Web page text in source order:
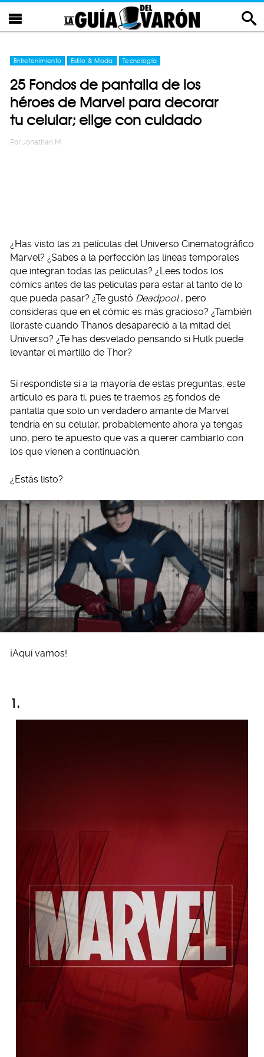
Entretenimiento Estilo & Moda Tecnología
25 Fondos de pantalla de los
héroes de Marvel para decorar
tu celular; elige con cuidado
Por Jonathan M
¿Has visto las 21 películas del Universo Cinematográfico
Marvel? ¿Sabes a la perfección las líneas temporales
que integran todas las películas? ¿Lees todos los
cómics antes de las películas para estar al tanto de lo
que pueda pasar? ¿Te gustó Deadpool , pero
consideras que en el cómic es más gracioso? ¿También
lloraste cuando Thanos desapareció a la mitad del
Universo? ¿Te has desvelado pensando si Hulk puede
levantar el martillo de Thor?
Si respondiste sí a la mayoría de estas preguntas, este
artículo es para ti, pues te traemos 25 fondos de
pantalla que solo un verdadero amante de Marvel
tendría en su celular, probablemente ahora ya tengas
uno, pero te apuesto que vas a querer cambiarlo con
los que vienen a continuación.
¿Estás listo?
¡Aquí vamos!
1.